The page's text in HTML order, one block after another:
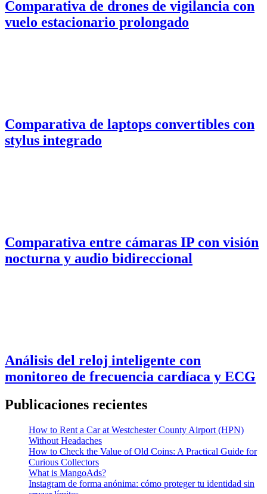
Comparativa de drones de vigilancia con
vuelo estacionario prolongado
Comparativa de laptops convertibles con
stylus integrado
Comparativa entre cámaras IP con visión
nocturna y audio bidireccional
Análisis del reloj inteligente con
monitoreo de frecuencia cardíaca y ECG
Publicaciones recientes
How to Rent a Car at Westchester County Airport (HPN)
Without Headaches
How to Check the Value of Old Coins: A Practical Guide for
Curious Collectors
What is MangoAds?
Instagram de forma anónima: cómo proteger tu identidad sin